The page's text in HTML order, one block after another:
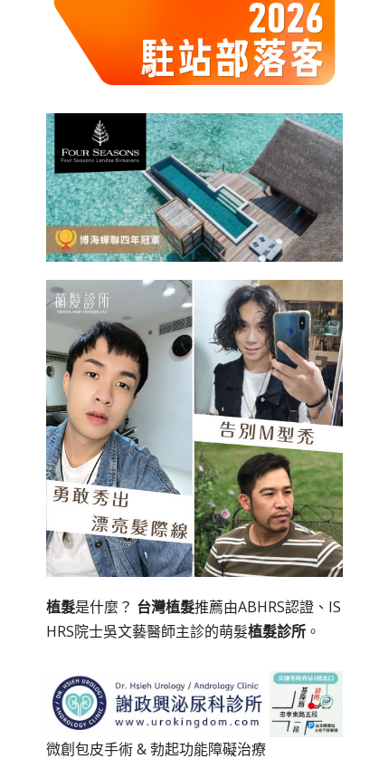
植髮是什麼？ 台灣植髮推薦由ABHRS認證、IS
HRS院士吳文藝醫師主診的萌髮植髮診所。
微創包皮手術&勃起功能障礙治療